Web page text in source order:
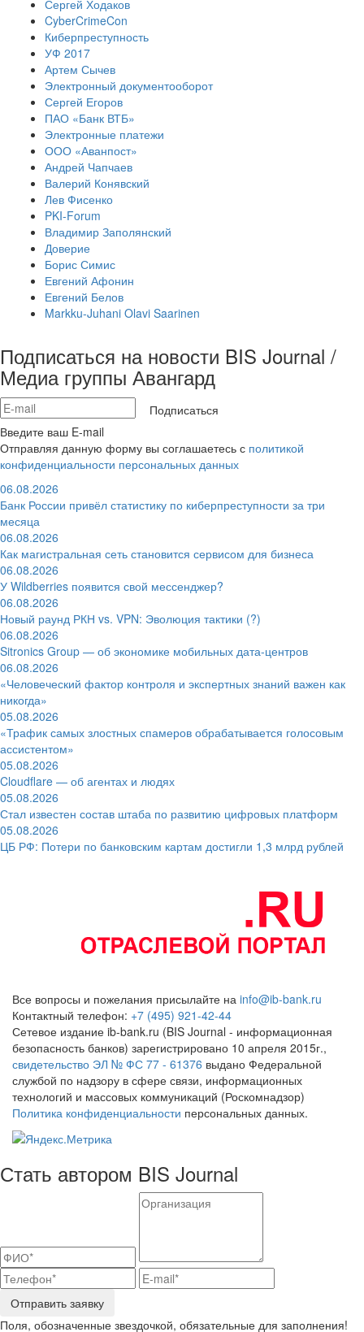
Сергей Ходаков
CyberCrimeCon
Киберпреступность
УФ 2017
Артем Сычев
Электронный документооборот
Сергей Егоров
ПАО «Банк ВТБ»
Электронные платежи
ООО «Аванпост»
Андрей Чапчаев
Валерий Конявский
Лев Фисенко
PKI-Forum
Владимир Заполянский
Доверие
Борис Симис
Евгений Афонин
Евгений Белов
Markku-Juhani Olavi Saarinen
Подписаться на новости BIS Journal /
Медиа группы Авангард
Подписаться
Введите ваш E-mail
Отправляя данную форму вы соглашаетесь с политикой
конфиденциальности персональных данных
06.08.2026
Банк России привёл статистику по киберпреступности за три
месяца
06.08.2026
Как магистральная сеть становится сервисом для бизнеса
06.08.2026
У Wildberries появится свой мессенджер?
06.08.2026
Новый раунд РКН vs. VPN: Эволюция тактики (?)
06.08.2026
Sitronics Group — об экономике мобильных дата-центров
06.08.2026
«Человеческий фактор контроля и экспертных знаний важен как
никогда»
05.08.2026
«Трафик самых злостных спамеров обрабатывается голосовым
ассистентом»
05.08.2026
Cloudflare — об агентах и людях
05.08.2026
Стал известен состав штаба по развитию цифровых платформ
05.08.2026
ЦБ РФ: Потери по банковским картам достигли 1,3 млрд рублей
Все вопросы и пожелания присылайте на info@ib-bank.ru
Контактный телефон: +7 (495) 921-42-44
Сетевое издание ib-bank.ru (BIS Journal - информационная
безопасность банков) зарегистрировано 10 апреля 2015г.,
свидетельство ЭЛ № ФС 77 - 61376 выдано Федеральной
службой по надзору в сфере связи, информационных
технологий и массовых коммуникаций (Роскомнадзор)
Политика конфиденциальности персональных данных.
Стать автором BIS Journal
Отправить заявку
Поля, обозначенные звездочкой, обязательные для заполнения!